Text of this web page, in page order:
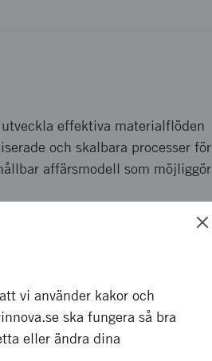
effektiva materialflöden
och skalbara processer för
affärsmodell som möjliggör
materialflöden och en
bidra till minskad
hållbar affärsmodell och ett
vi använder kakor och
ska fungera så bra
eller ändra dina